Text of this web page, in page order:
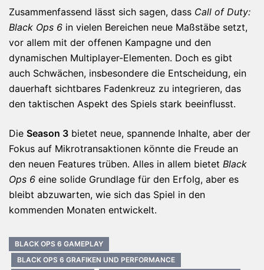
Zusammenfassend lässt sich sagen, dass Call of Duty:
Black Ops 6 in vielen Bereichen neue Maßstäbe setzt,
vor allem mit der offenen Kampagne und den
dynamischen Multiplayer-Elementen. Doch es gibt
auch Schwächen, insbesondere die Entscheidung, ein
dauerhaft sichtbares Fadenkreuz zu integrieren, das
den taktischen Aspekt des Spiels stark beeinflusst.
Die Season 3 bietet neue, spannende Inhalte, aber der
Fokus auf Mikrotransaktionen könnte die Freude an
den neuen Features trüben. Alles in allem bietet Black
Ops 6 eine solide Grundlage für den Erfolg, aber es
bleibt abzuwarten, wie sich das Spiel in den
kommenden Monaten entwickelt.
BLACK OPS 6 GAMEPLAY
BLACK OPS 6 GRAFIKEN UND PERFORMANCE